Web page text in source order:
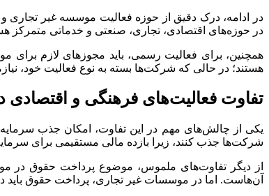
در ادامه، درک دقیق از حوزه فعالیت موسسه غیر تجاری
در حوزه‌های اقتصادی، تجاری، صنعتی و خدماتی
همچنین، برای فعالیت رسمی، باید مجوزهای لازم
هستند؛ در حالی که شرکت‌ها بسته به نوع فعالیت خود،
تفاوت فعالیت‌های فرهنگی و اقتصادی
یکی از چالش‌های مهم در این تفاوت، امکان جذب
شرکت‌ها جذب کنند، زیرا بازده مالی مستقیمی برای
از دیگر تفاوت‌های ملموس، موضوع پرداخت حقوق در
آن‌هاست. اما در موسسات غیر تجاری، پرداخت حقوق